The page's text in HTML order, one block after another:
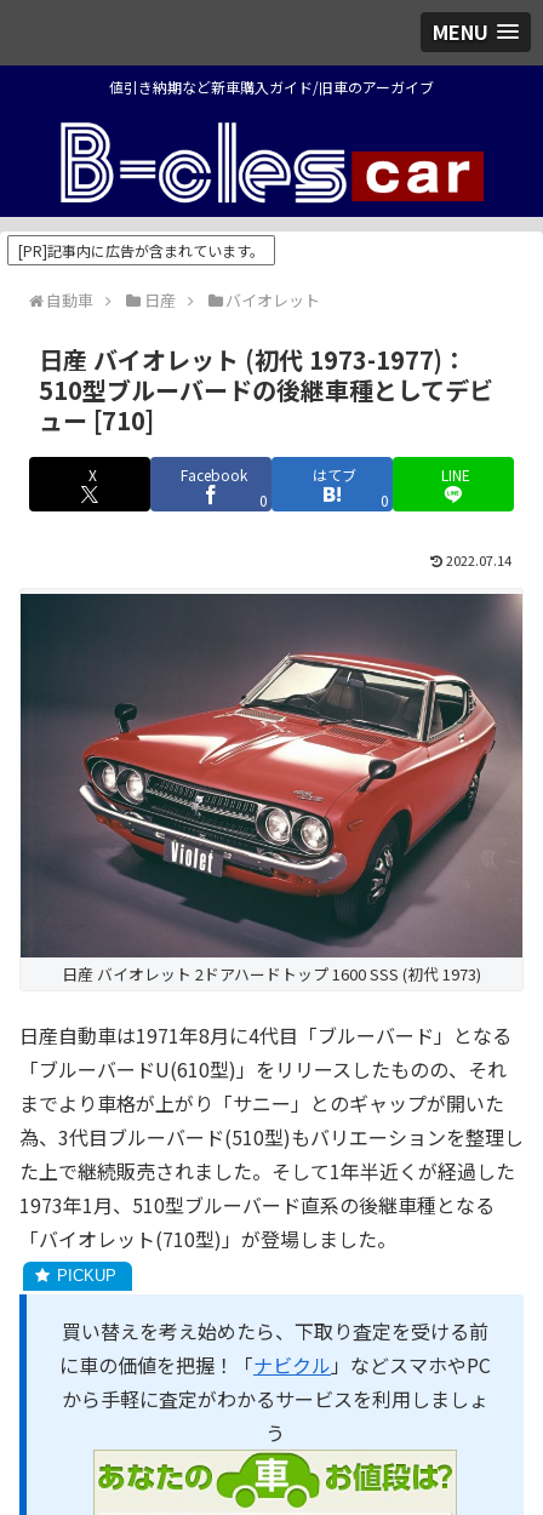
MENU
値引き納期など新車購入ガイド/旧車のアーガイブ
[PR]記事内に広告が含まれています。
自動車 日産 バイオレット
日産 バイオレット (初代 1973-1977)：
510型ブルーバードの後継車種としてデビ
ュー [710]
X
Facebook
0
はてブ
0
LINE
2022.07.14
日産 バイオレット 2ドアハードトップ 1600 SSS (初代 1973)
日産自動車は1971年8月に4代目「ブルーバード」となる
「ブルーバードU(610型)」をリリースしたものの、それ
までより車格が上がり「サニー」とのギャップが開いた
為、3代目ブルーバード(510型)もバリエーションを整理し
た上で継続販売されました。そして1年半近くが経過した
1973年1月、510型ブルーバード直系の後継車種となる
「バイオレット(710型)」が登場しました。
買い替えを考え始めたら、下取り査定を受ける前
に車の価値を把握！「ナビクル 」などスマホやPC
から手軽に査定がわかるサービスを利用しましょ
う